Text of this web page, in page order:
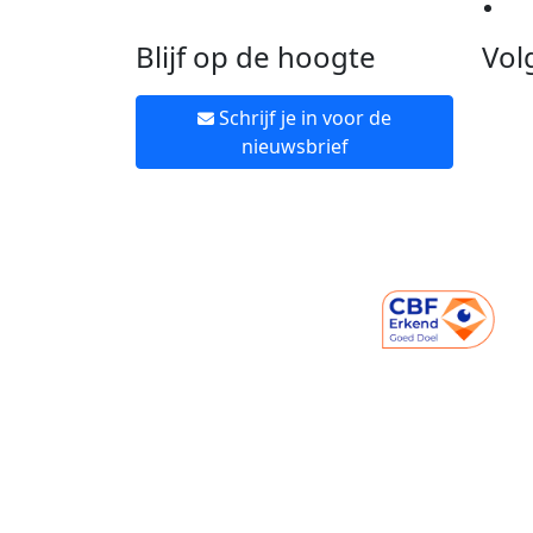
Blijf op de hoogte
Schrijf je in voor de
nieuwsbrief